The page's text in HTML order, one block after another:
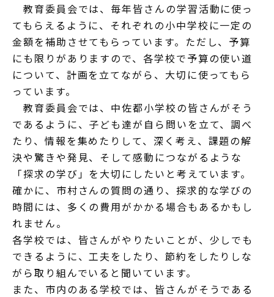
教育委員会では、毎年皆さんの学習活動に使っ
てもらえるように、それぞれの小中学校に一定の
金額を補助させてもらっています。ただし、予算
にも限りがありますので、各学校で予算の使い道
について、計画を立てながら、大切に使ってもら
っています。
教育委員会では、中佐都小学校の皆さんがそう
であるように、子ども達が自ら問いを立て、調べ
たり、情報を集めたりして、深く考え、課題の解
決や驚きや発見、そして感動につながるような
「探求の学び」を大切にしたいと考えています。
確かに、市村さんの質問の通り、探求的な学びの
時間には、多くの費用がかかる場合もあるかもし
れません。
各学校では、皆さんがやりたいことが、少しでも
できるように、工夫をしたり、節約をしたりしな
がら取り組んでいると聞いています。
また、市内のある学校では、皆さんがそうである